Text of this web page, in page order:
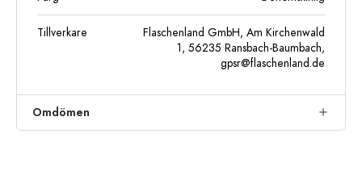
Tillverkare
Flaschenland GmbH, Am Kirchenwald
1, 56235 Ransbach-Baumbach,
gpsr@flaschenland.de
Omdömen